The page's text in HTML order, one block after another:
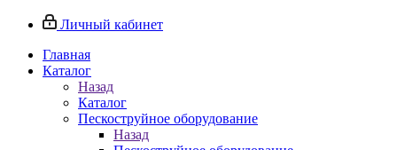
Личный кабинет
Главная
Каталог
Назад
Каталог
Пескоструйное оборудование
Назад